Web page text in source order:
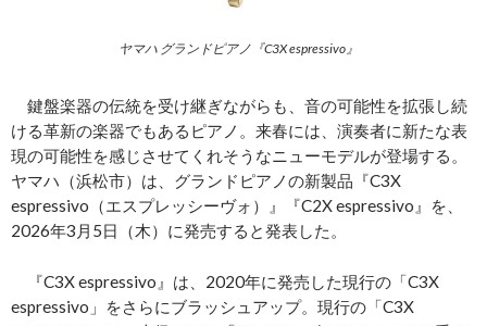
ヤマハ グランドピアノ『C3X espressivo』
鍵盤楽器の伝統を受け継ぎながらも、音の可能性を拡張し続
ける革新の楽器でもあるピアノ。来春には、演奏者に新たな表
現の可能性を感じさせてくれそうなニューモデルが登場する。
ヤマハ（浜松市）は、グランドピアノの新製品『C3X
espressivo（エスプレッシーヴォ）』『C2X espressivo』を、
2026年3月5日（木）に発売すると発表した。
『C3X espressivo』は、2020年に発売した現行の「C3X
espressivo」をさらにブラッシュアップ。現行の「C3X